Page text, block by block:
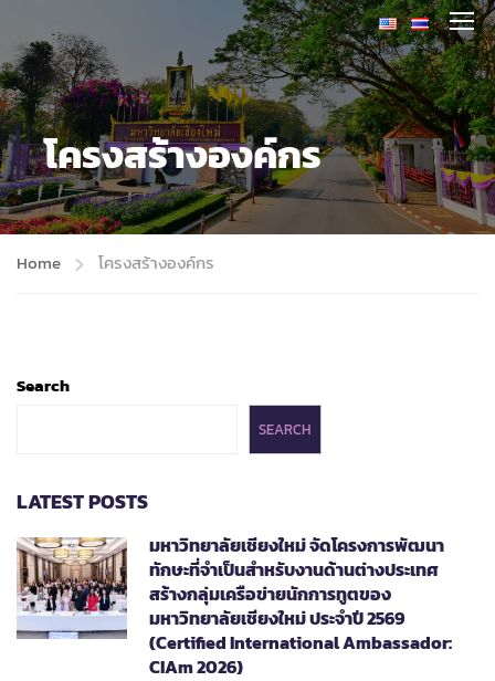
โครงสร้างองค์กร
Home โครงสร้างองค์กร
Search
SEARCH
LATEST POSTS
มหาวิทยาลัยเชียงใหม่ จัดโครงการพัฒนา
ทักษะที่จำเป็นสำหรับงานด้านต่างประเทศ
สร้างกลุ่มเครือข่ายนักการทูตของ
มหาวิทยาลัยเชียงใหม่ ประจำปี 2569
(Certified International Ambassador:
CIAm 2026)